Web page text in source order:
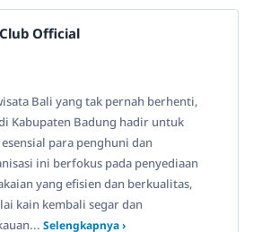
Official
Bali yang tak pernah berhenti,
Kabupaten Badung hadir untuk
para penghuni dan
ini berfokus pada penyediaan
yang efisien dan berkualitas,
kain kembali segar dan
Selengkapnya ›